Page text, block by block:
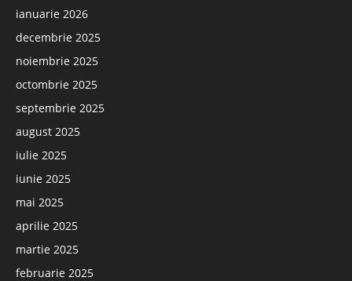
ianuarie 2026
decembrie 2025
noiembrie 2025
octombrie 2025
septembrie 2025
august 2025
iulie 2025
iunie 2025
mai 2025
aprilie 2025
martie 2025
februarie 2025